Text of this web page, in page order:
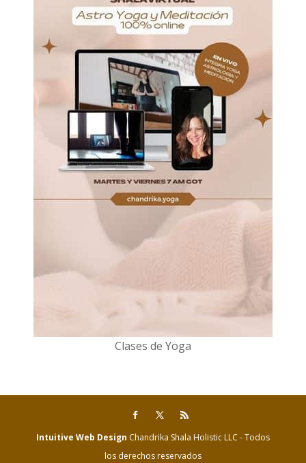
Clases de Yoga
Intuitive Web Design Chandrika Shala Holistic LLC - Todos
los derechos reservados